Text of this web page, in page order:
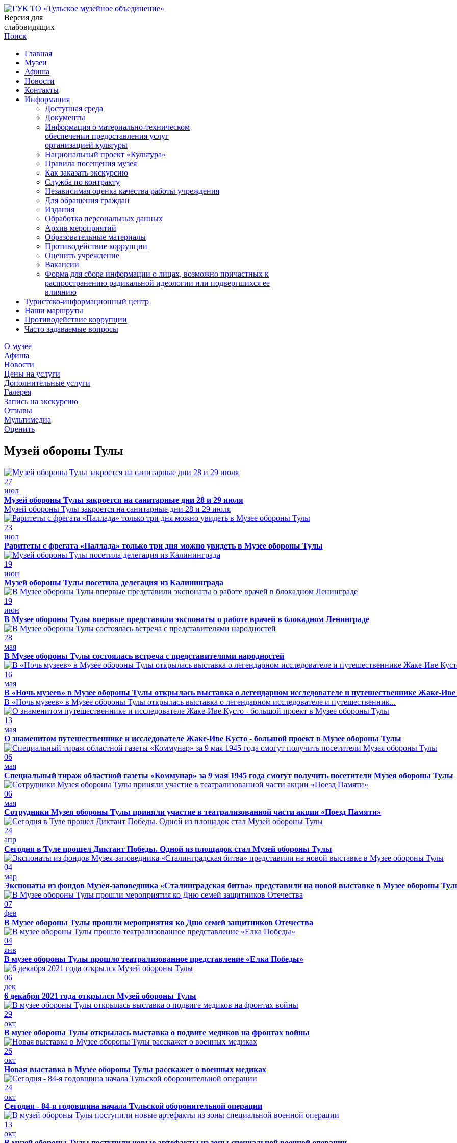
Версия для
слабовидящих
Поиск
Главная
Музеи
Афиша
Новости
Контакты
Информация
Доступная среда
Документы
Информация о материально-техническом
обеспечении предоставления услуг
организацией культуры
Национальный проект «Культура»
Правила посещения музея
Как заказать экскурсию
Служба по контракту
Независимая оценка качества работы учреждения
Для обращения граждан
Издания
Обработка персональных данных
Архив мероприятий
Образовательные материалы
Противодействие коррупции
Оценить учреждение
Вакансии
Форма для сбора информации о лицах, возможно причастных к
распространению радикальной идеологии или подвергшихся ее
влиянию
Туристско-информационный центр
Наши маршруты
Противодействие коррупции
Часто задаваемые вопросы
О музее
Афиша
Новости
Цены на услуги
Дополнительные услуги
Галерея
Запись на экскурсию
Отзывы
Мультимедиа
Оценить
Музей обороны Тулы
27
июл
Музей обороны Тулы закроется на санитарные дни 28 и 29 июля
Музей обороны Тулы закроется на санитарные дни 28 и 29 июля
23
июл
Раритеты с фрегата «Паллада» только три дня можно увидеть в Музее обороны Тулы
19
июн
Музей обороны Тулы посетила делегация из Калининграда
19
июн
В Музее обороны Тулы впервые представили экспонаты о работе врачей в блокадном Ленинграде
28
мая
В Музее обороны Тулы состоялась встреча с представителями народностей
16
мая
В «Ночь музеев» в Музее обороны Тулы открылась выставка о легендарном исследователе и путешественнике Жаке-
В «Ночь музеев» в Музее обороны Тулы открылась выставка о легендарном исследователе и путешественник...
13
мая
О знаменитом путешественнике и исследователе Жаке-Иве Кусто - большой проект в Музее обороны Тулы
06
мая
Специальный тираж областной газеты «Коммунар» за 9 мая 1945 года смогут получить посетители Музея обороны Тулы
06
мая
Сотрудники Музея обороны Тулы приняли участие в театрализованной части акции «Поезд Памяти»
24
апр
Сегодня в Туле прошел Диктант Победы. Одной из площадок стал Музей обороны Тулы
04
мар
Экспонаты из фондов Музея-заповедника «Сталинградская битва» представили на новой выставке в Музее обороны
07
фев
В Музее обороны Тулы прошли мероприятия ко Дню семей защитников Отечества
04
янв
В музее обороны Тулы прошло театрализованное представление «Елка Победы»
06
дек
6 декабря 2021 года открылся Музей обороны Тулы
29
окт
В музее обороны Тулы открылась выставка о подвиге медиков на фронтах войны
26
окт
Новая выставка в Музее обороны Тулы расскажет о военных медиках
24
окт
Сегодня - 84-я годовщина начала Тульской оборонительной операции
13
окт